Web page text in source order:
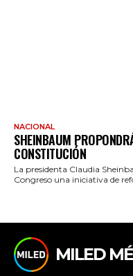
NACIONAL
SHEINBAUM
CONSTITUCIÓN
La presidenta Claudia
Congreso una iniciativa de
MILED